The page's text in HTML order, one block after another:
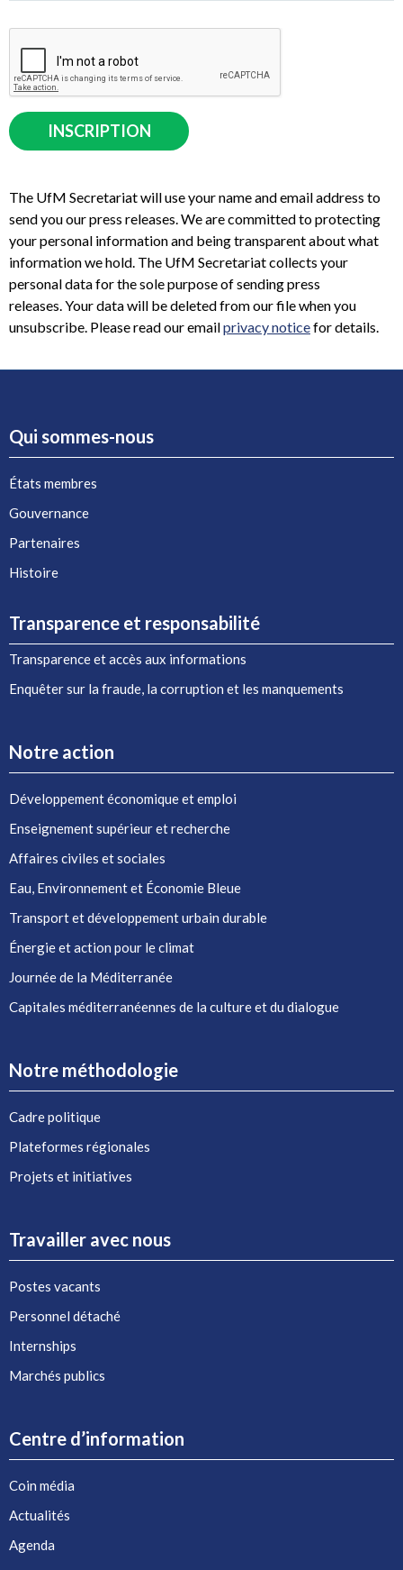
The UfM Secretariat will use your name and email address to
send you our press releases. We are committed to protecting
your personal information and being transparent about what
information we hold. The UfM Secretariat collects your
personal data for the sole purpose of sending press
releases. Your data will be deleted from our file when you
unsubscribe. Please read our emailprivacy noticefor details.
Qui sommes-nous
États membres
Gouvernance
Partenaires
Histoire
Transparence et responsabilité
Transparence et accès aux informations
Enquêter sur la fraude, la corruption et les manquements
Notre action
Développement économique et emploi
Enseignement supérieur et recherche
Affaires civiles et sociales
Eau, Environnement et Économie Bleue
Transport et développement urbain durable
Énergie et action pour le climat
Journée de la Méditerranée
Capitales méditerranéennes de la culture et du dialogue
Notre méthodologie
Cadre politique
Plateformes régionales
Projets et initiatives
Travailler avec nous
Postes vacants
Personnel détaché
Internships
Marchés publics
Centre d’information
Coin média
Actualités
Agenda